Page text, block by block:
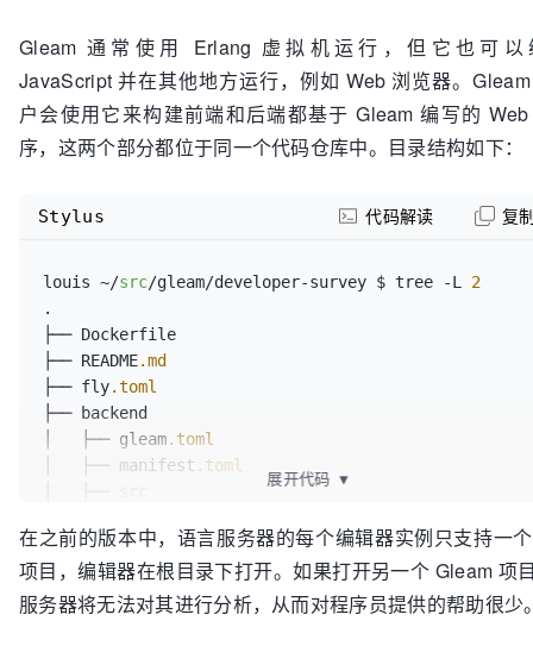
Gleam 通常使用 Erlang 虚拟机运行，但它也可以
JavaScript 并在其他地方运行，例如 Web 浏览器。
户会使用它来构建前端和后端都基于 Gleam 编写的
序，这两个部分都位于同一个代码仓库中。目录结构如下：
louis ~/src/gleam/developer-survey $ tree -L 2
.
├── Dockerfile
├── README.md
├── fly.toml
├── backend
│   ├── gleam.toml
│   ├── manifest .toml
└── frontend
    ├── gleam
.toml
    ├── manifest
.toml
Stylus 代码解读 复
展开代码 ▼
在之前的版本中，语言服务器的每个编辑器实例只支持一
项目，编辑器在根目录下打开。如果打开另一个 Gleam 项
服务器将无法对其进行分析，从而对程序员提供的帮助很少